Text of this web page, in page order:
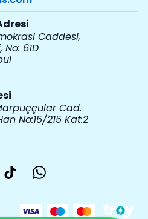
Caddesi,
No: 61D
Cad.
No:15/215 Kat:2